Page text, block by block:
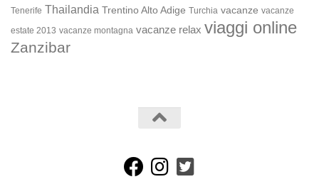
Tenerife Thailandia Trentino Alto Adige Turchia vacanze vacanze
estate 2013 vacanze montagna vacanze relax viaggi online
Zanzibar